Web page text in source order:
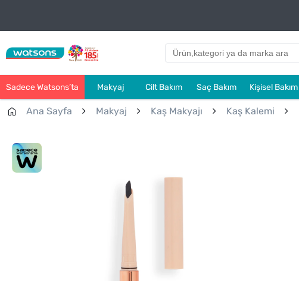
Sadece Watsons’ta Makyaj Cilt Bakım Saç Bakım Kişisel Bakım
Ana Sayfa Makyaj Kaş Makyajı Kaş Kalemi